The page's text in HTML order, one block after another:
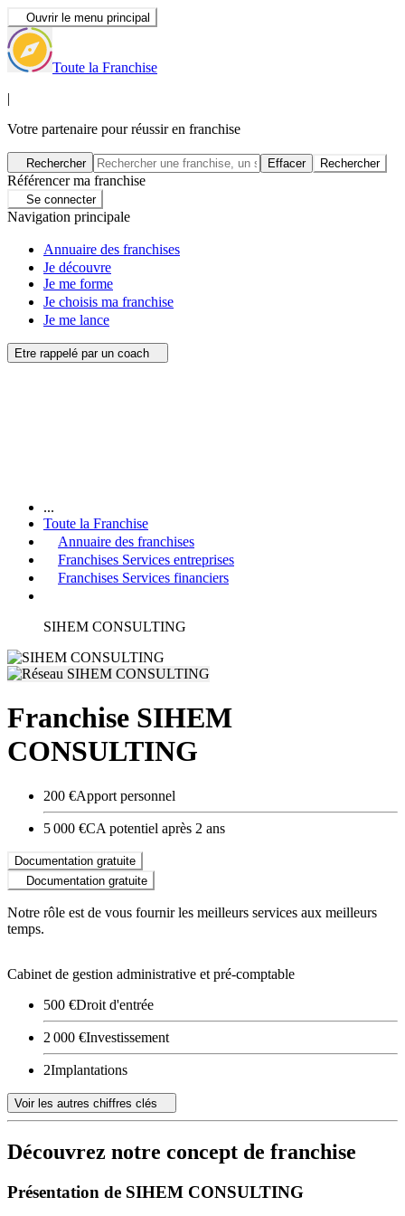
Ouvrir le menu principal
Toute la Franchise
|
Votre partenaire pour réussir en franchise
Rechercher Effacer Rechercher
Référencer ma franchise
Se connecter
Navigation principale
Annuaire des franchises
Je découvre
Je me forme
Je choisis ma franchise
Je me lance
Etre rappelé par un coach
...
Toute la Franchise
Annuaire des franchises
Franchises Services entreprises
Franchises Services financiers
SIHEM CONSULTING
Franchise SIHEM
CONSULTING
200 €Apport personnel
5 000 €CA potentiel après 2 ans
Documentation gratuite
Documentation gratuite
Notre rôle est de vous fournir les meilleurs services aux meilleurs
temps.
Cabinet de gestion administrative et pré-comptable
500 €Droit d'entrée
2 000 €Investissement
2Implantations
Voir les autres chiffres clés
Découvrez notre concept de franchise
Présentation de SIHEM CONSULTING